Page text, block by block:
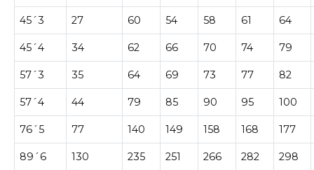
45´3 27 60 54 58 61 64
45´4 34 62 66 70 74 79
57´3 35 64 69 73 77 82
57´4 44 79 85 90 95 100
76´5 77 140 149 158 168 177
89´6 130 235 251 266 282 298